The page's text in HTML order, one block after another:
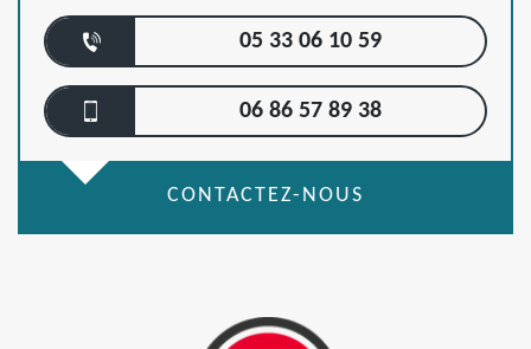
05 33 06 10 59
06 86 57 89 38
CONTACTEZ-NOUS